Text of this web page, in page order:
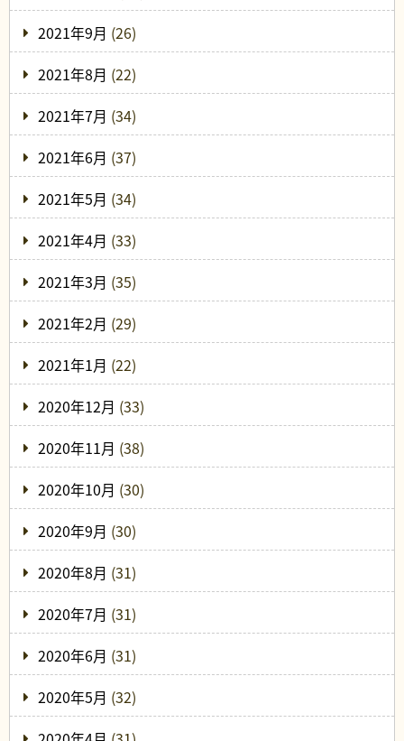
2021年9月 (26)
2021年8月 (22)
2021年7月 (34)
2021年6月 (37)
2021年5月 (34)
2021年4月 (33)
2021年3月 (35)
2021年2月 (29)
2021年1月 (22)
2020年12月 (33)
2020年11月 (38)
2020年10月 (30)
2020年9月 (30)
2020年8月 (31)
2020年7月 (31)
2020年6月 (31)
2020年5月 (32)